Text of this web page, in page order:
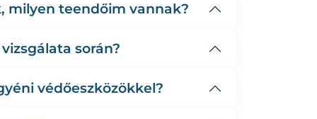
milyen teendőim vannak?
során?
védőeszközökkel?